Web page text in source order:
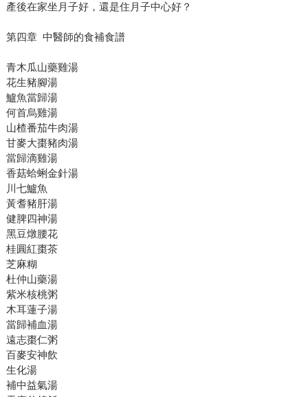
產後在家坐月子好，還是住月子中心好？
第四章 中醫師的食補食譜
青木瓜山藥雞湯
花生豬腳湯
鱸魚當歸湯
何首烏雞湯
山楂番茄牛肉湯
甘麥大棗豬肉湯
當歸滴雞湯
香菇蛤蜊金針湯
川七鱸魚
黃耆豬肝湯
健脾四神湯
黑豆燉腰花
桂圓紅棗茶
芝麻糊
杜仲山藥湯
紫米核桃粥
木耳蓮子湯
當歸補血湯
遠志棗仁粥
百麥安神飲
生化湯
補中益氣湯